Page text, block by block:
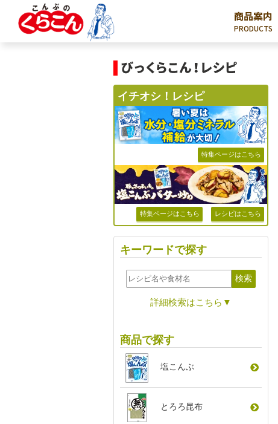
商品案内
PRODUCTS
イチオシ！レシピ
特集ページはこちら
特集ページはこちら レシピはこちら
キーワードで探す
詳細検索はこちら▼
商品で探す
塩こんぶ
とろろ昆布